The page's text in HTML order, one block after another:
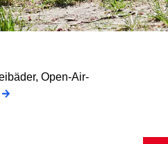
Open-Air-